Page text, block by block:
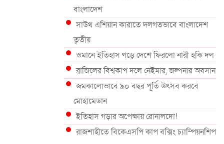
বাংলাদেশ
সাউথ এশিয়ান কারাতে দলগতভাবে বাংলাদেশ
তৃতীয়
ওমানে ইতিহাস গড়ে দেশে ফিরলো নারী হকি দল
ব্রাজিলের বিশ্বকাপ দলে নেইমার, জল্পনার অবসান
জমকালোভাবে ৯০ বছর পূর্তি উৎসব করবে
মোহামেডান
ইতিহাস গড়ার অপেক্ষায় রোনালদো!
রাজশাহীতে বিকেএসপি কাপ বক্সিং চ্যাম্পিয়নশিপ